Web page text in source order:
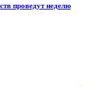
проведут неделю